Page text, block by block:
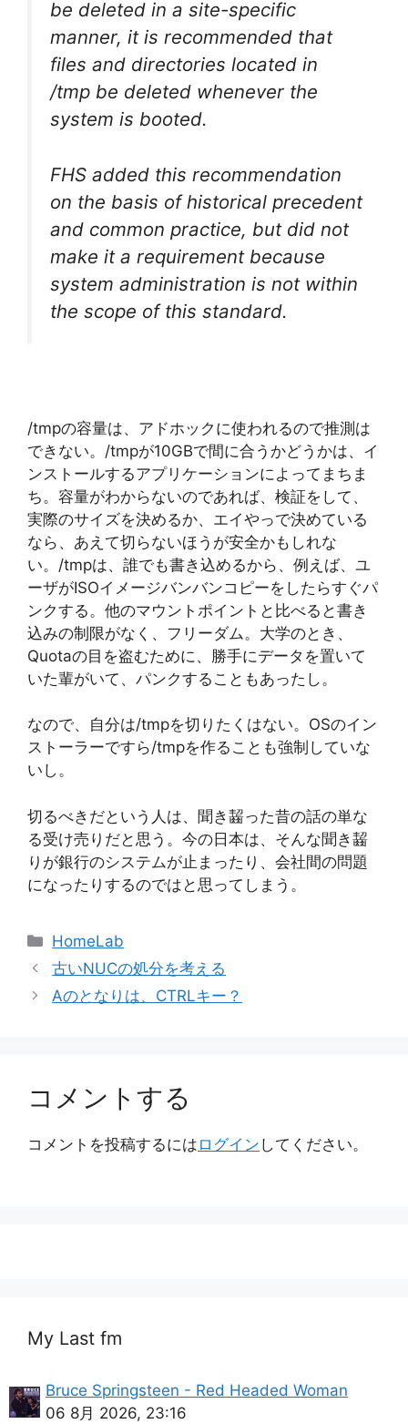
be deleted in a site-specific
manner, it is recommended that
files and directories located in
/tmp be deleted whenever the
system is booted.
FHS added this recommendation
on the basis of historical precedent
and common practice, but did not
make it a requirement because
system administration is not within
the scope of this standard.
/tmpの容量は、アドホックに使われるので推測は
できない。/tmpが10GBで間に合うかどうかは、イ
ンストールするアプリケーションによってまちま
ち。容量がわからないのであれば、検証をして、
実際のサイズを決めるか、エイやっで決めている
なら、あえて切らないほうが安全かもしれな
い。/tmpは、誰でも書き込めるから、例えば、ユ
ーザがISOイメージバンバンコピーをしたらすぐパ
ンクする。他のマウントポイントと比べると書き
込みの制限がなく、フリーダム。大学のとき、
Quotaの目を盗むために、勝手にデータを置いて
いた輩がいて、パンクすることもあったし。
なので、自分は/tmpを切りたくはない。OSのイン
ストーラーですら/tmpを作ることも強制していな
いし。
切るべきだという人は、聞き齧った昔の話の単な
る受け売りだと思う。今の日本は、そんな聞き齧
りが銀行のシステムが止まったり、会社間の問題
になったりするのではと思ってしまう。
カ
テ
リ
HomeLab
古いNUCの処分を考える
Aのとなりは、CTRLキー？
コメントする
コメントを投稿するには ログイン してください。
My Last fm
Bruce Springsteen - Red Headed Woman
06 8月 2026, 23:16